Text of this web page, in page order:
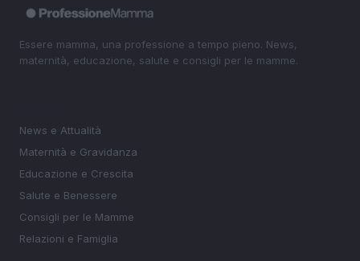
Essere mamma, una professione a tempo pieno. News,
maternità, educazione, salute e consigli per le mamme.
News e Attualità
Maternità e Gravidanza
Educazione e Crescita
Salute e Benessere
Consigli per le Mamme
Relazioni e Famiglia